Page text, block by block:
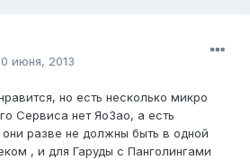
июня, 2013
но есть несколько микро
Сервиса нет ЯоЗао, а есть
разве не должны быть в одной
, и для Гаруды с Панголингами